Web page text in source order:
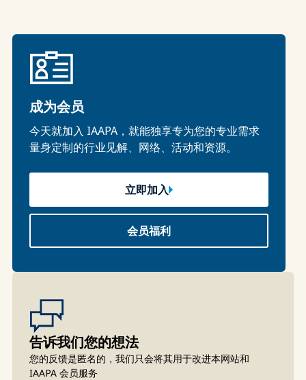
成为会员
今天就加入 IAAPA，就能独享专为您的专业需求
量身定制的行业见解、网络、活动和资源。
立即加入
会员福利
告诉我们您的想法
您的反馈是匿名的，我们只会将其用于改进本网站和
IAAPA 会员服务